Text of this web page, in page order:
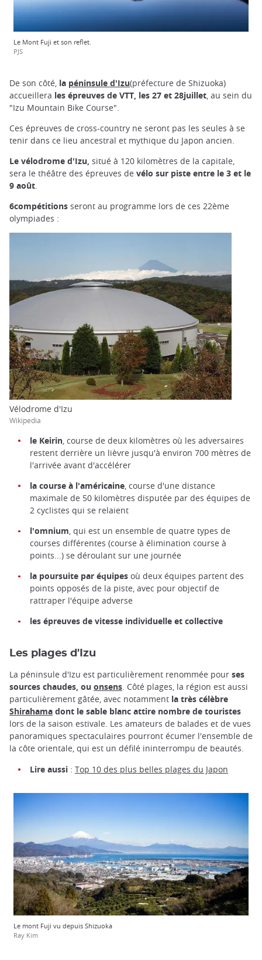
Le Mont Fuji et son reflet.
PJS
De son côté, la péninsule d'Izu(préfecture de Shizuoka)
accueillera les épreuves de VTT, les 27 et 28juillet , au sein du
"Izu Mountain Bike Course".
Ces épreuves de cross-country ne seront pas les seules à se
tenir dans ce lieu ancestral et mythique du Japon ancien.
Le vélodrome d'Izu, situé à 120 kilomètres de la capitale,
sera le théâtre des épreuves de vélo sur piste entre le 3 et le
9 août.
6compétitions seront au programme lors de ces 22ème
olympiades :
Vélodrome d'Izu
Wikipedia
le Keirin , course de deux kilomètres où les adversaires
restent derrière un lièvre jusqu'à environ 700 mètres de
l'arrivée avant d'accélérer
la course à l'américaine , course d'une distance
maximale de 50 kilomètres disputée par des équipes de
2 cyclistes qui se relaient
l'omnium, qui est un ensemble de quatre types de
courses différentes (course à élimination course à
points...) se déroulant sur une journée
la poursuite par équipes où deux équipes partent des
points opposés de la piste, avec pour objectif de
rattraper l'équipe adverse
les épreuves de vitesse individuelle et collective
Les plages d'Izu
La péninsule d'Izu est particulièrement renommée pour ses
sources chaudes, ou onsens. Côté plages, la région est aussi
particulièrement gâtée, avec notamment la très célèbre
Shirahama dont le sable blanc attire nombre de touristes
lors de la saison estivale. Les amateurs de balades et de vues
panoramiques spectaculaires pourront écumer l'ensemble de
la côte orientale, qui est un défilé ininterrompu de beautés.
Lire aussi : Top 10 des plus belles plages du Japon
Le mont Fuji vu depuis Shizuoka
Ray Kim